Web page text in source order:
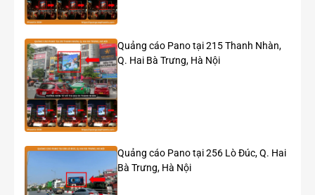
Quảng cáo Pano tại 215 Thanh Nhàn,
Q. Hai Bà Trưng, Hà Nội
Quảng cáo Pano tại 256 Lò Đúc, Q. Hai
Bà Trưng, Hà Nội